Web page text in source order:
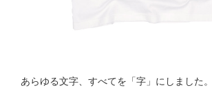
あらゆる文字、すべてを「字」にしました。